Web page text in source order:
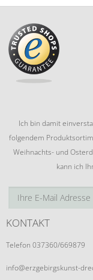
Ich bin damit
folgendem
Weihnachts- und
kann ich
KONTAKT
Telefon 037360/669879
info@erzgebirgskunst-